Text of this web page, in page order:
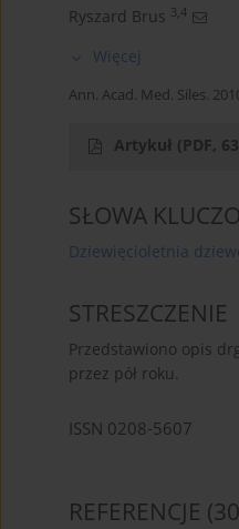
Ryszard Brus 3,4
Więcej
Ann. Acad. Med. Siles.
Artykuł (PDF,
SŁOWA
Dziewięcioletnia
STRESZCZENIE
Przedstawiono opis
przez pół roku.
ISSN 0208-5607
REFERENCJE